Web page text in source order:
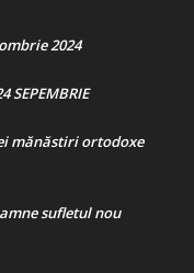
2024
SEPEMBRIE
mănăstiri ortodoxe
sufletul nou